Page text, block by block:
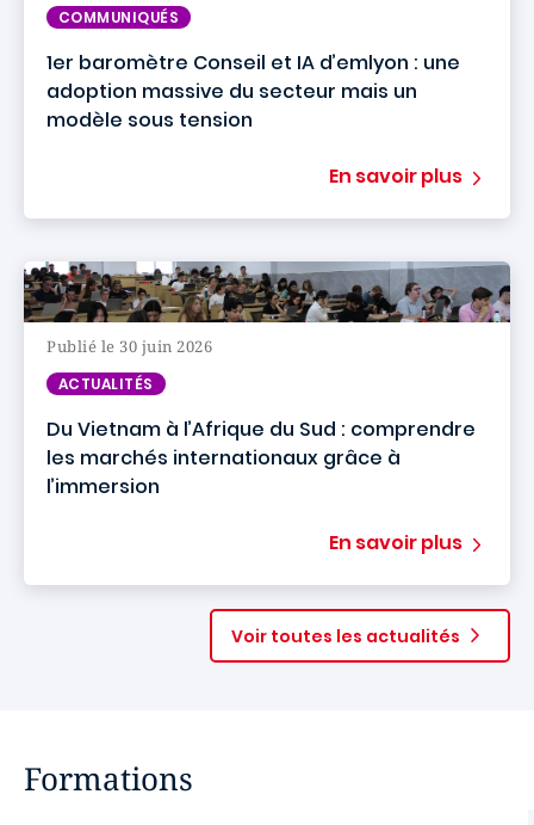
COMMUNIQUÉS
1er baromètre Conseil et IA d’emlyon : une
adoption massive du secteur mais un
modèle sous tension
En savoir plus
Publié le 30 juin 2026
ACTUALITÉS
Du Vietnam à l’Afrique du Sud : comprendre
les marchés internationaux grâce à
l’immersion
En savoir plus
Voir toutes les actualités
Formations